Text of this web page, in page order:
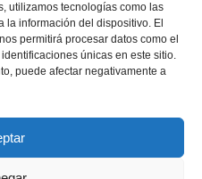
utilizamos tecnologías como las
la información del dispositivo. El
permitirá procesar datos como el
únicas en este sitio.
puede afectar negativamente a
TV
Comunidad
de privacidad
de cookies (UE)